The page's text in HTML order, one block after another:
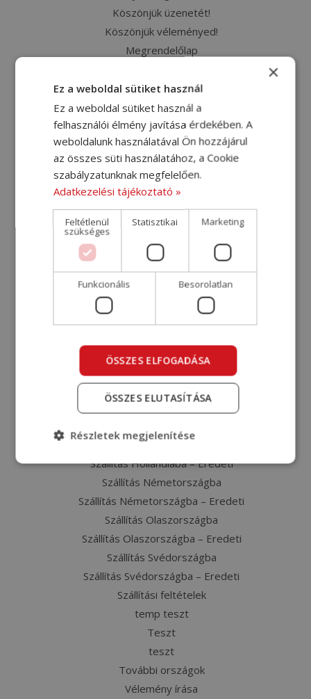
Köszönjük üzenetét!
Köszönjük véleményed!
Megrendelőlap
Németország szállítási árak
Nemzetközi költöztető sofőrt keresünk
Nemzetközi szállítás
Nyereményjáték
Olaszország szállítási árak
Raktáros-gépkocsivezetőt keresünk
Raktárost keresünk
Raktározás, bútorok tárolása
Sütikezelési szabályzat
Svédország szállítási árak
Szállítás – Svédország
Szállítás Ausztriába
Szállítás Ausztriába – Eredeti
Szállítás Belgiumba – Eredeti
Szállítás Dániába
Szállítás Dániába – Eredeti
Szállítás Franciaországba
Szállítás Hollandiába
Szállítás Hollandiába – Eredeti
Szállítás Németországba
Szállítás Németországba – Eredeti
Szállítás Olaszországba
Szállítás Olaszországba – Eredeti
Szállítás Svédországba
Szállítás Svédországba – Eredeti
Szállítási feltételek
temp teszt
Teszt
teszt
További országok
Vélemény írása
×
Ez a weboldal sütiket használ
Ez a weboldal sütiket használ a
felhasználói élmény javítása érdekében. A
weboldalunk használatával Ön hozzájárul
az összes süti használatához, a Cookie
szabályzatunknak megfelelően.
Adatkezelési tájékoztató »
Feltétlenül
szükséges
Statisztikai Marketing
Funkcionális Besorolatlan
ÖSSZES ELFOGADÁSA
ÖSSZES ELUTASÍTÁSA
Részletek megjelenítése